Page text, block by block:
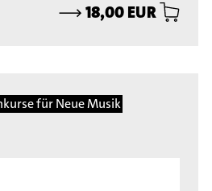
⟶18,00 EUR
für Neue Musik